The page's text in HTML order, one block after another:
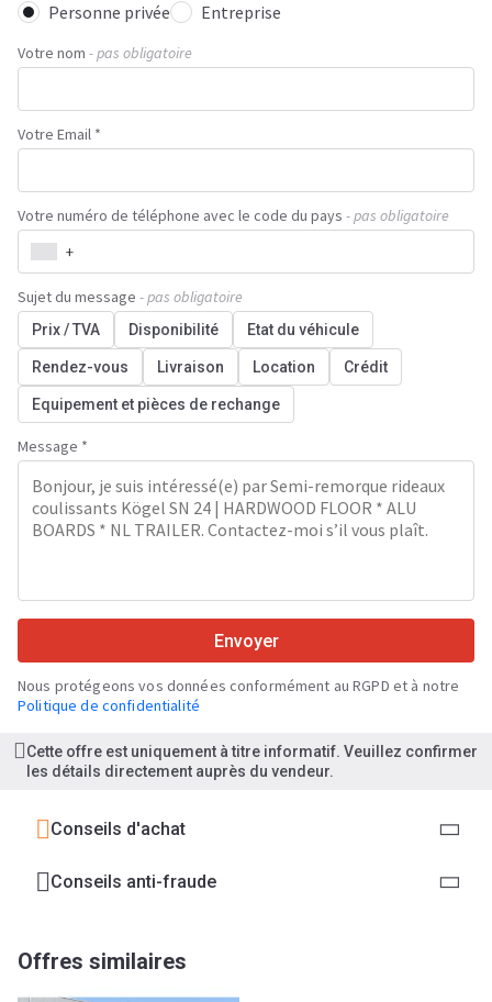
Personne privée Entreprise
Votre nom - pas obligatoire
Votre Email *
Votre numéro de téléphone avec le code du pays - pas obligatoire
+
Sujet du message - pas obligatoire
Prix / TVA Disponibilité Etat du véhicule
Rendez-vous Livraison Location Crédit
Equipement et pièces de rechange
Message *
Envoyer
Nous protégeons vos données conformément au RGPD et à notre
Politique de confidentialité
Cette offre est uniquement à titre informatif. Veuillez confirmer
les détails directement auprès du vendeur.
Conseils d'achat
Conseils anti-fraude
Offres similaires